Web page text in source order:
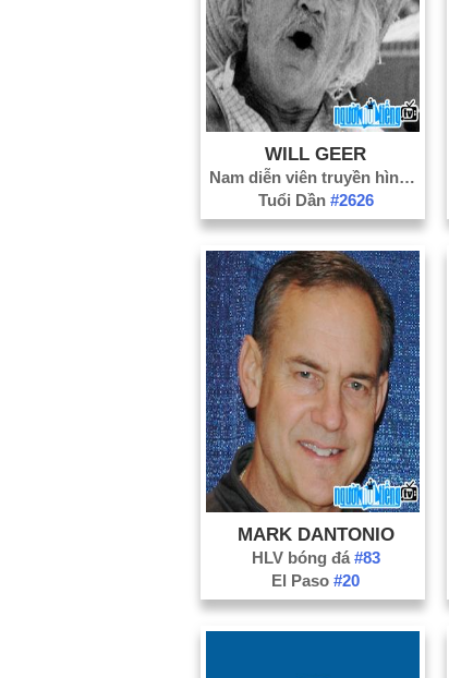
WILL GEER
Nam diễn viên truyền hình#1873
Tuổi Dần #2626
MARK DANTONIO
HLV bóng đá #83
El Paso#20